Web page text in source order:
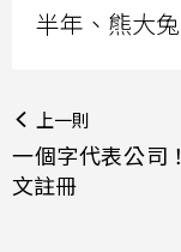
半年、熊大
上一則
一個字代表公司
文註冊